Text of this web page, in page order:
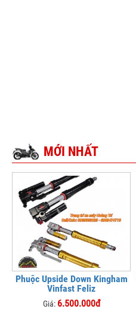
MỚI NHẤT
Phuộc Upside Down Kingham
Vinfast Feliz
Giá: 6.500.000đ